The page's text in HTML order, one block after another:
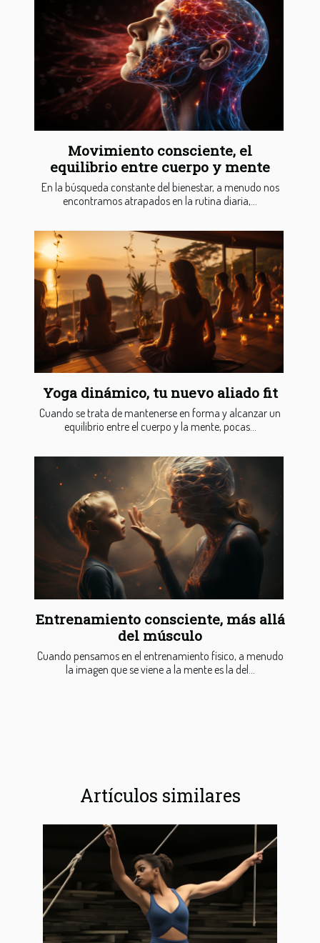
Movimiento consciente, el
equilibrio entre cuerpo y mente
En la búsqueda constante del bienestar, a menudo nos
encontramos atrapados en la rutina diaria,...
Yoga dinámico, tu nuevo aliado fit
Cuando se trata de mantenerse en forma y alcanzar un
equilibrio entre el cuerpo y la mente, pocas...
Entrenamiento consciente, más allá
del músculo
Cuando pensamos en el entrenamiento físico, a menudo
la imagen que se viene a la mente es la del...
Artículos similares